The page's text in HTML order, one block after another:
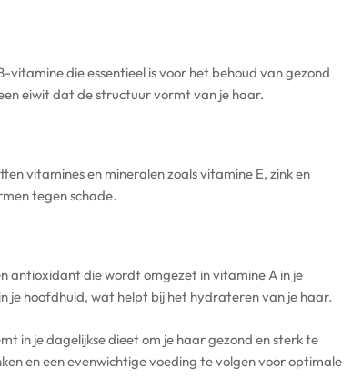
vitamine die essentieel is voor het behoud van gezond
eiwit dat de structuur vormt van je haar.
vitamines en mineralen zoals vitamine E, zink en
tegen schade.
antioxidant die wordt omgezet in vitamine A in je
je hoofdhuid, wat helpt bij het hydrateren van je haar.
in je dagelijkse dieet om je haar gezond en sterk te
en een evenwichtige voeding te volgen voor optimale